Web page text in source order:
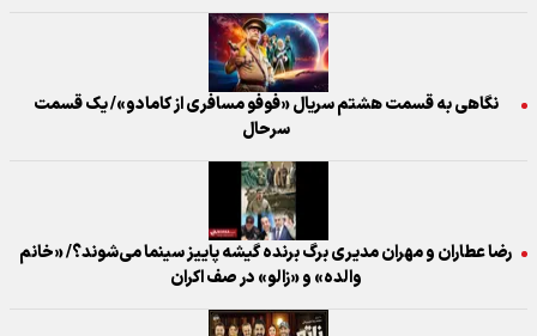
نگاهی به قسمت هشتم سریال «فوفو مسافری از کامادو»/ یک قسمت
سرحال
رضا عطاران و مهران مدیری برگ برنده گیشه پاییز سینما می‌شوند؟/ «خانم
والده» و «زالو» در صف اکران